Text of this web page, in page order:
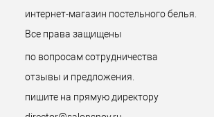
интернет-магазин постельного белья.
Все права защищены
по вопросам сотрудничества
отзывы и предложения.
пишите на прямую директору